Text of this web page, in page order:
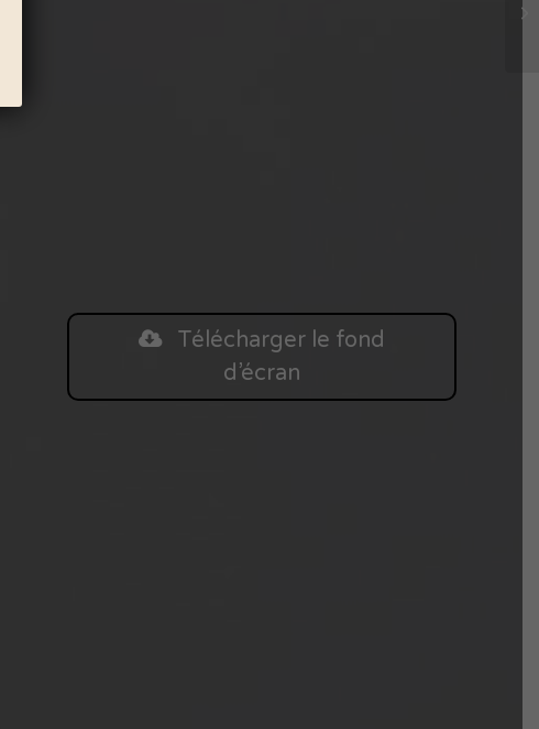
Télécharger le fond
d’écran